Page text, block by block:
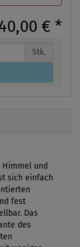
€ *
Stk.
und
sich einfach
fest
Das
des